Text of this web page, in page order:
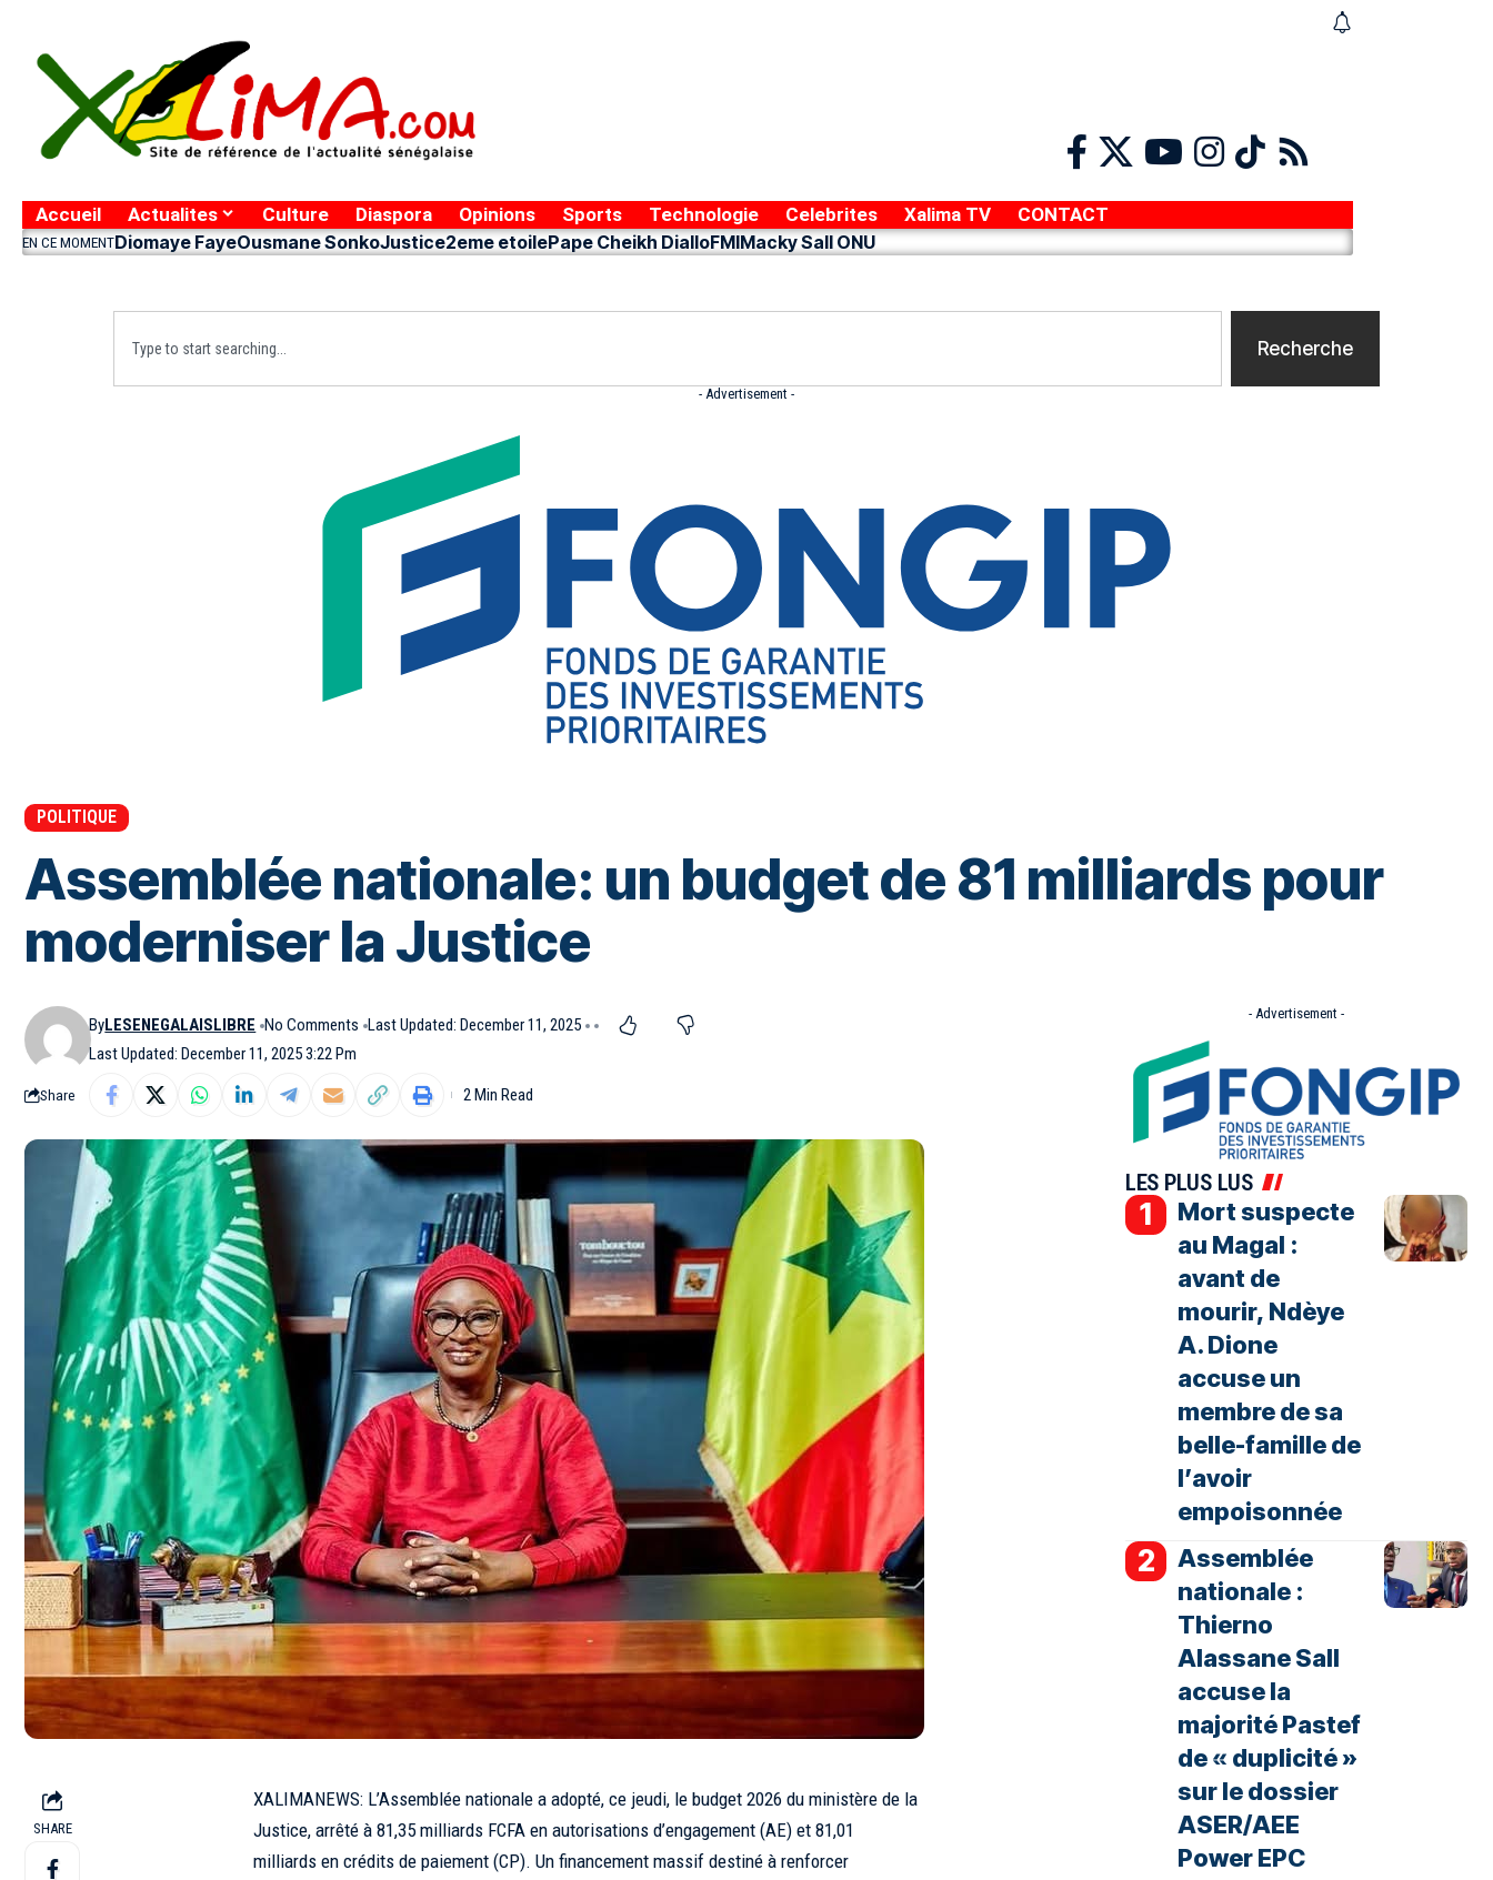
Accueil Actualites Culture Diaspora Opinions Sports Technologie Celebrites Xalima TV CONTACT
EN CE MOMENTDiomaye FayeOusmane SonkoJustice2eme etoilePape Cheikh DialloFMIMacky Sall ONU
Recherche
- Advertisement -
POLITIQUE
Assemblée nationale: un budget de 81 milliards pour
moderniser la Justice
Last Updated: December 11, 2025 3:22 Pm
ByLESENEGALAISLIBRE No Comments Last Updated: December 11, 2025
Share 2 Min Read
SHARE
XALIMANEWS: L’Assemblée nationale a adopté, ce jeudi, le budget 2026 du ministère de la
Justice, arrêté à 81,35 milliards FCFA en autorisations d’engagement (AE) et 81,01
milliards en crédits de paiement (CP). Un financement massif destiné à renforcer
- Advertisement -
LES PLUS LUS
Mort suspecte
au Magal :
avant de
mourir, Ndèye
A. Dione
accuse un
membre de sa
belle-famille de
l’avoir
empoisonnée
Assemblée
nationale :
Thierno
Alassane Sall
accuse la
majorité Pastef
de « duplicité »
sur le dossier
ASER/AEE
Power EPC